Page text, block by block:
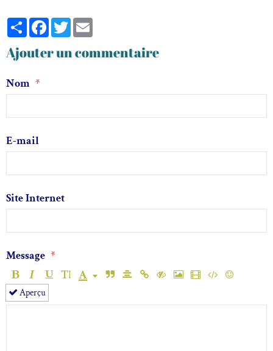
PartagerFacebook
Twitter
Ajouter un commentaire
Nom
E-mail
Site Internet
Message
Aperçu